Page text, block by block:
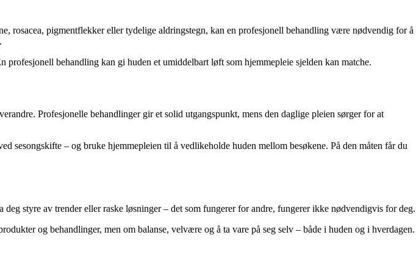
rosacea, pigmentflekker eller tydelige aldringstegn, kan en profesjonell behandling være nødvendig for å
behandling kan gi huden et umiddelbart løft som hjemmepleie sjelden kan matche.
Profesjonelle behandlinger gir et solid utgangspunkt, mens den daglige pleien sørger for at
sesongskifte – og bruke hjemmepleien til å vedlikeholde huden mellom besøkene. På den måten får du
styre av trender eller raske løsninger – det som fungerer for andre, fungerer ikke nødvendigvis for deg.
og behandlinger, men om balanse, velvære og å ta vare på seg selv – både i huden og i hverdagen.